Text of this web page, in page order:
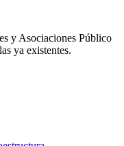
y Asociaciones Público
ya existentes.